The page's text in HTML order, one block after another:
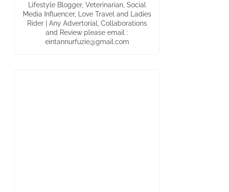
Lifestyle Blogger, Veterinarian, Social
Media Influencer, Love Travel and Ladies
Rider | Any Advertorial, Collaborations
and Review please email :
eintannurfuzie@gmail.com